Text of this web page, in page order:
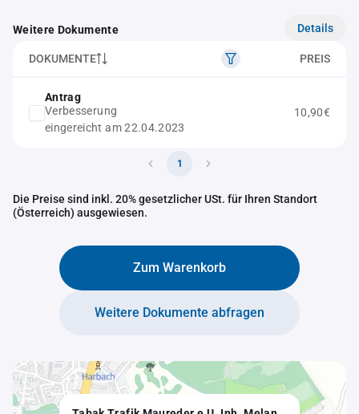
Weitere Dokumente Details
DOKUMENTE PREIS
Antrag
Verbesserung
eingereicht am 22.04.2023
10,90€
1
Die Preise sind inkl. 20% gesetzlicher USt. für Ihren Standort
(Österreich) ausgewiesen.
Zum Warenkorb
Weitere Dokumente abfragen